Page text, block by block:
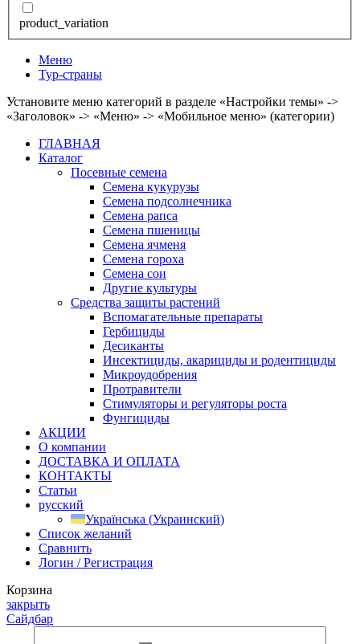
product_variation
Меню
Тур-страны
Установите меню категорий в разделе «Настройки темы» ->
«Заголовок» -> «Меню» -> «Мобильное меню» (категории)
ГЛАВНАЯ
Каталог
Посевные семена
Семена кукурузы
Семена подсолнечника
Семена рапса
Семена пшеницы
Семена ячменя
Семена гороха
Семена сои
Другие культуры
Средства защиты растений
Вспомагательные препараты
Гербициды
Десиканты
Инсектициды, акарициды и родентициды
Микроудобрения
Протравители
Стимуляторы и регуляторы роста
Фунгициды
АКЦИИ
О компании
ДОСТАВКА И ОПЛАТА
КОНТАКТЫ
Статьи
русский
Українська (Украинский)
Список желаний
Сравнить
Логин / Регистрация
Корзина
закрыть
Сайдбар